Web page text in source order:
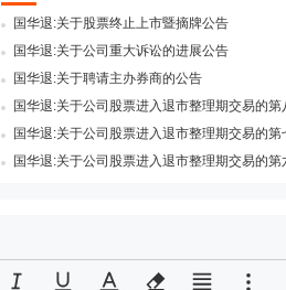
国华退:关于股票终止上市暨摘牌公告
国华退:关于公司重大诉讼的进展公告
国华退:关于聘请主办券商的公告